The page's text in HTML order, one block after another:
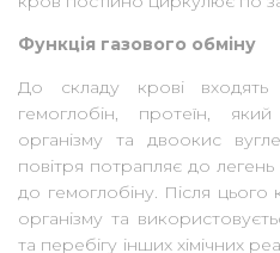
Функція газового обміну
До складу крові
гемоглобін, протеїн,
організму та двоокис
повітря потрапляє до
до гемоглобіну. Після цього
організму та
та перебігу інших хімічних